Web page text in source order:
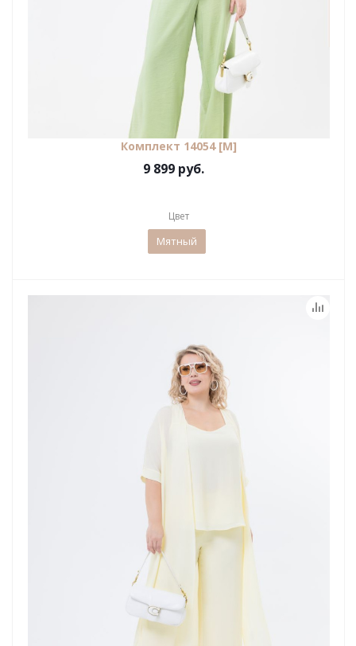
Комплект 14054 [М]
9 899 руб.
Цвет
Мятный